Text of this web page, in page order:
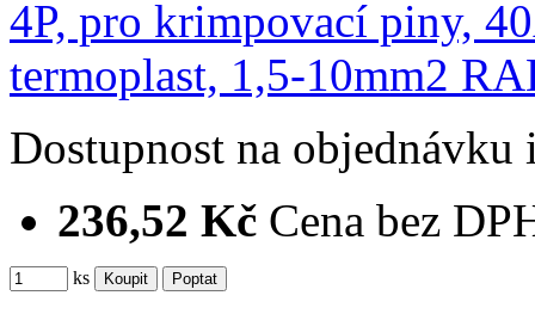
Dostupnost na objednávku
236,52 Kč Cena bez
ks